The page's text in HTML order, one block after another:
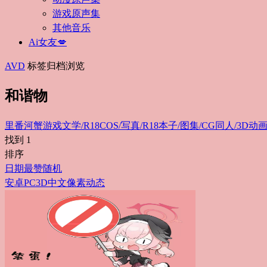
游戏原声集
其他音乐
Ai女友💋
AVD 标签归档浏览
和谐物
里番河蟹游戏文学/R18COS/写真/R18本子/图集/CG同人/3D动
找到 1
排序
日期最赞随机
安卓PC3D中文像素动态